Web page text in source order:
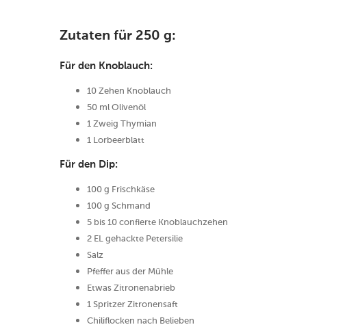
Zutaten für 250 g:
Für den Knoblauch:
10 Zehen Knoblauch
50 ml Olivenöl
1 Zweig Thymian
1 Lorbeerblatt
Für den Dip:
100 g Frischkäse
100 g Schmand
5 bis 10 confierte Knoblauchzehen
2 EL gehackte Petersilie
Salz
Pfeffer aus der Mühle
Etwas Zitronenabrieb
1 Spritzer Zitronensaft
Chiliflocken nach Belieben